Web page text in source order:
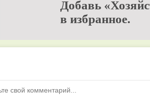
Добавь
в избранное.